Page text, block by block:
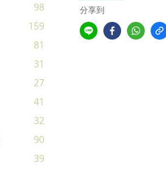
98
159
81
31
27
41
32
90
39
分享到